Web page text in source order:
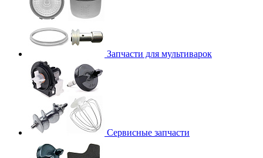
Запчасти для мультиварок
Сервисные запчасти